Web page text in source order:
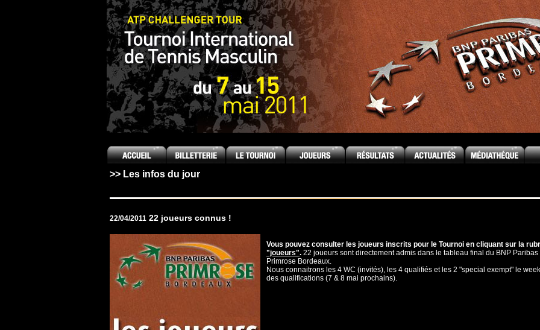
>> Les infos du jour
22/04/2011 22 joueurs connus !
Vous pouvez consulter les joueurs inscrits pour le Tournoi en cliquant sur la
"joueurs". 22 joueurs sont directement admis dans le tableau final du BNP Paribas
Primrose Bordeaux.
Nous connaitrons les 4 WC (invités), les 4 qualifiés et les 2 "special exempt" le
des qualifications (7 & 8 mai prochains).